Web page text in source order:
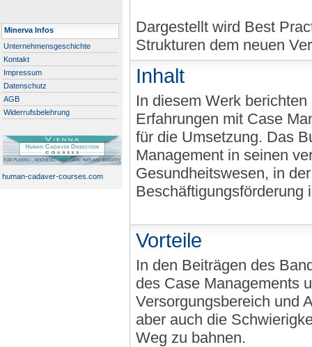
Minerva Infos
Unternehmensgeschichte
Kontakt
Impressum
Datenschutz
AGB
Widerrufsbelehrung
human-cadaver-courses.com
Dargestellt wird Best
Strukturen dem neuen
Inhalt
In diesem Werk
Erfahrungen mit Case
für die Umsetzung. Das
Management in seinen
Gesundheitswesen, in
Beschäftigungsförderung
Vorteile
In den Beiträgen des
des Case Managements
Versorgungsbereich und
aber auch die
Weg zu bahnen.